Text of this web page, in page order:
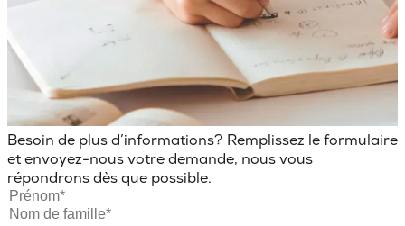
Besoin de plus d’informations? Remplissez le formulaire
et envoyez-nous votre demande, nous vous
répondrons dès que possible.